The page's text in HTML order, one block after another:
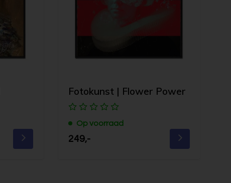
Fotokunst | Flower Power
Op voorraad
249,-